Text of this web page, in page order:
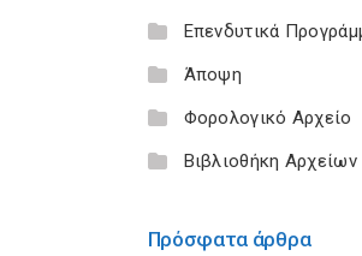
Επενδυτικά
Άποψη
Φορολογικό Αρχείο
Βιβλιοθήκη Αρχείων
Πρόσφατα άρθρα